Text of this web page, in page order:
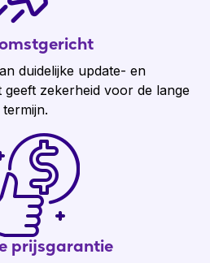
duidelijke update- en
geeft zekerheid voor de lange
termijn.
prijsgarantie